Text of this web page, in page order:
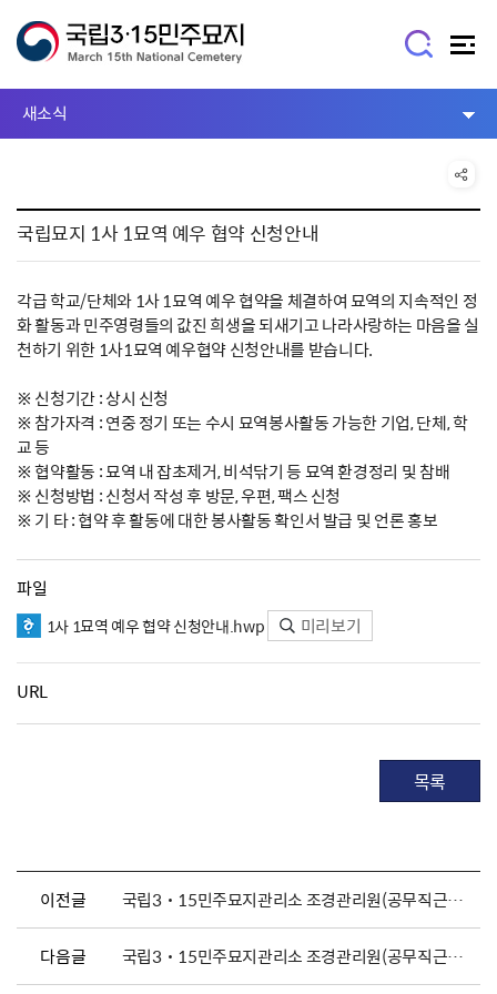
새소식
국립묘지 1사 1묘역 예우 협약 신청안내
각급 학교/단체와 1사 1묘역 예우 협약을 체결하여 묘역의 지속적인 정
화 활동과 민주영령들의 값진 희생을 되새기고 나라사랑하는 마음을 실
천하기 위한 1사1묘역 예우협약 신청안내를 받습니다.
※ 신청기간 : 상시 신청
※ 참가자격 : 연중 정기 또는 수시 묘역봉사활동 가능한 기업, 단체, 학
교 등
※ 협약활동 : 묘역 내 잡초제거, 비석닦기 등 묘역 환경정리 및 참배
※ 신청방법 : 신청서 작성 후 방문, 우편, 팩스 신청
※ 기 타 : 협약 후 활동에 대한 봉사활동 확인서 발급 및 언론 홍보
파일
1사 1묘역 예우 협약 신청안내.hwp 미리보기
URL
목록
이전글 국립3˙15민주묘지관리소 조경관리원(공무직근로자) 채용 공고
다음글 국립3˙15민주묘지관리소 조경관리원(공무직근로자) 채용 공고